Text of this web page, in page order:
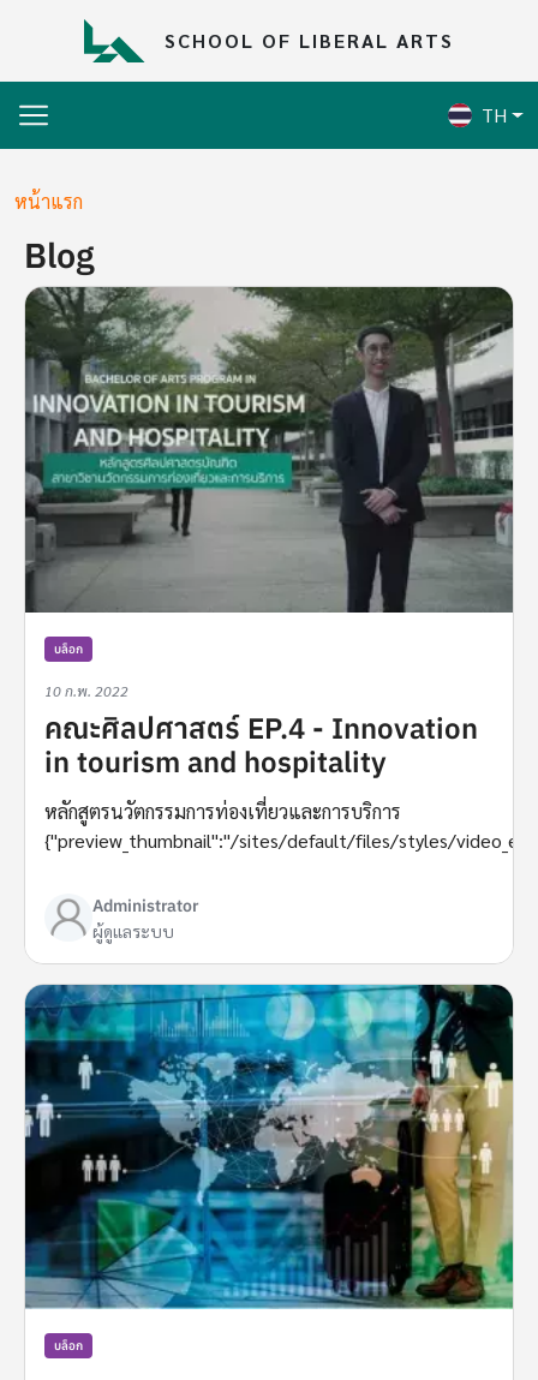
SCHOOL OF LIBERAL ARTS
TH
Breadcrumb
หน้าแรก
Blog
บล็อก
10 ก.พ. 2022
คณะศิลปศาสตร์ EP.4 - Innovation
in tourism and hospitality
หลักสูตรนวัตกรรมการท่องเที่ยวและการบริการ
{"preview_thumbnail":"/sites/default/files/styles/
Administrator
ผู้ดูแลระบบ
บล็อก